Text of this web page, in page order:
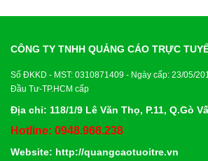
CÔNG TY TNHH QUẢNG CÁO TRỰC
Số ĐKKD - MST: 0310871409 - Ngày cấp: 23/05/
Đầu Tư-TP.HCM cấp
Địa chỉ: 118/1/9 Lê Văn Thọ, P.11, Q.Gò
Hotline: 0948.968.238
Website: http://quangcaotuoitre.vn